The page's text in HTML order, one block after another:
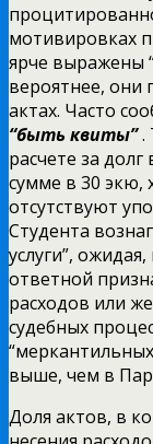
мотивировках
ярче выражены
вероятнее, они
актах. Часто
“быть квиты”.
расчете за
сумме в 30 экю,
отсутствуют
Студента
услуги”,
ответной
расходов или
судебных
выше, чем в
Доля актов, в